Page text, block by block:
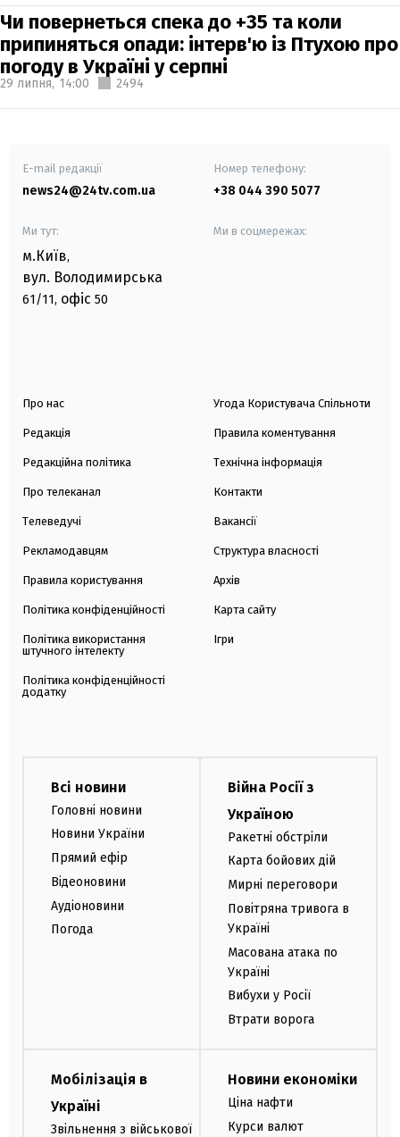
Чи повернеться спека до +35 та коли
припиняться опади: інтерв'ю із Птухою про
погоду в Україні у серпні
29 липня, 14:00 2494
E-mail редакції
news24@24tv.com.ua
Номер телефону:
+38 044 390 5077
Ми тут:
м.Київ,
вул. Володимирська
61/11, офіс 50
Ми в соцмережах:
Про нас
Редакція
Редакційна політика
Про телеканал
Телеведучі
Рекламодавцям
Правила користування
Політика конфіденційності
Політика використання
штучного інтелекту
Політика конфіденційності
додатку
Угода Користувача Спільноти
Правила коментування
Технічна інформація
Контакти
Вакансії
Структура власності
Архів
Карта сайту
Ігри
Всі новини
Головні новини
Новини України
Прямий ефір
Відеоновини
Аудіоновини
Погода
Війна Росії з
Україною
Ракетні обстріли
Карта бойових дій
Мирні переговори
Повітряна тривога в
Україні
Масована атака по
Україні
Вибухи у Росії
Втрати ворога
Мобілізація в
Україні
Звільнення з військової
Новини економіки
Ціна нафти
Курси валют